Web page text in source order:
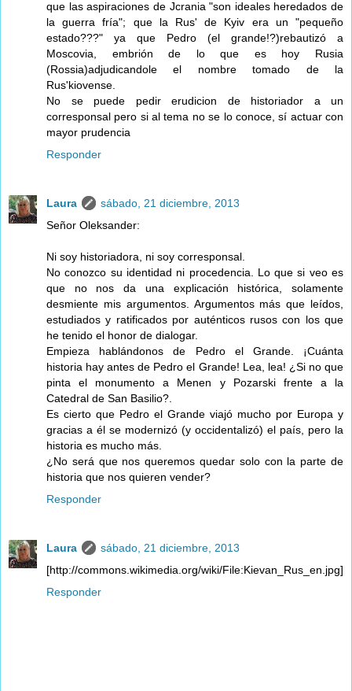
que las aspiraciones de Jcrania "son ideales heredados de
la guerra fría"; que la Rus' de Kyiv era un "pequeño
estado???" ya que Pedro (el grande!?)rebautizó a
Moscovia, embrión de lo que es hoy Rusia
(Rossia)adjudicandole el nombre tomado de la
Rus'kiovense.
No se puede pedir erudicion de historiador a un
corresponsal pero si al tema no se lo conoce, sí actuar con
mayor prudencia
Responder
Laura
sábado, 21 diciembre, 2013
Señor Oleksander:
Ni soy historiadora, ni soy corresponsal.
No conozco su identidad ni procedencia. Lo que si veo es
que no nos da una explicación histórica, solamente
desmiente mis argumentos. Argumentos más que leídos,
estudiados y ratificados por auténticos rusos con los que
he tenido el honor de dialogar.
Empieza hablándonos de Pedro el Grande. ¡Cuánta
historia hay antes de Pedro el Grande! Lea, lea! ¿Si no que
pinta el monumento a Menen y Pozarski frente a la
Catedral de San Basilio?.
Es cierto que Pedro el Grande viajó mucho por Europa y
gracias a él se modernizó (y occidentalizó) el país, pero la
historia es mucho más.
¿No será que nos queremos quedar solo con la parte de
historia que nos quieren vender?
Responder
Laura
sábado, 21 diciembre, 2013
[http://commons.wikimedia.org/wiki/File:Kievan_Rus_en.jpg]
Responder